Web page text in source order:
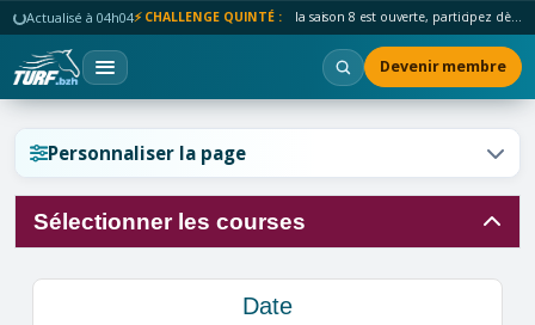
Actualisé à 04h04⚡ CHALLENGE QUINTÉ : la saison 8 est ouverte, participez dès maintenant !
Devenir membre
Personnaliser la page
Sélectionner les courses
Date
Réinitialiser l'affichage ?
Réinitialiser